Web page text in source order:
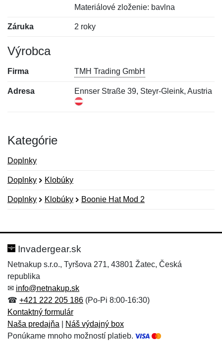
Materiálové zloženie: bavlna
Záruka 2 roky
Výrobca
Firma TMH Trading GmbH
Adresa Ennser Straße 39, Steyr-Gleink, Austria
Kategórie
Doplnky
Doplnky Klobúky
Doplnky Klobúky Boonie Hat Mod 2
Hodnotenie:
Meno:*
E-mail:
Meno:
E-mail:*
Správa*
Invadergear.sk
Netnakup s.r.o., Tyršova 271, 43801 Žatec, Česká
republika
✉ info@netnakup.sk
☎ +421 222 205 186 (Po-Pi 8:00-16:30)
Kontaktný formulár
Naša predajňa
Náš výdajný box
Ponúkame mnoho možností platieb.